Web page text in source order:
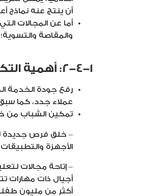
أن ينتج عنه نماذج
والمقاصة والتسوية؛ بما في ذلك
2-4-1: أهمية التكنولوجيا المالية على المستوى الشخصى:
رفع جودة الخدمة
عملاء جدد، كما
تمكين الشباب من
– خلق فرص جديدة
الأجهزة
– إتاحة مجالات
أكثر من مليون طفلة و